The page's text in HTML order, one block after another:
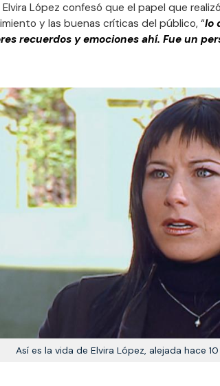
López confesó que el papel que
y las buenas críticas del público, “lo
recuerdos y emociones ahí. Fue un
Así es la vida de Elvira López, alejada hace